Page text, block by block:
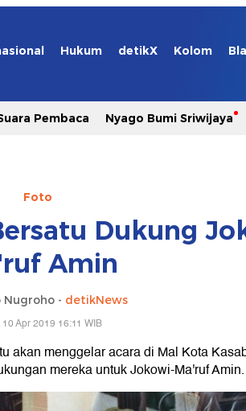
Hukum detikX Kolom
Pembaca Nyago Bumi Sriwijaya
Foto
Dukung
Amin
- detikNews
Apr 2019 16:11 WIB
akan menggelar acara di Mal Kota
mereka untuk Jokowi-Ma'ruf Amin.